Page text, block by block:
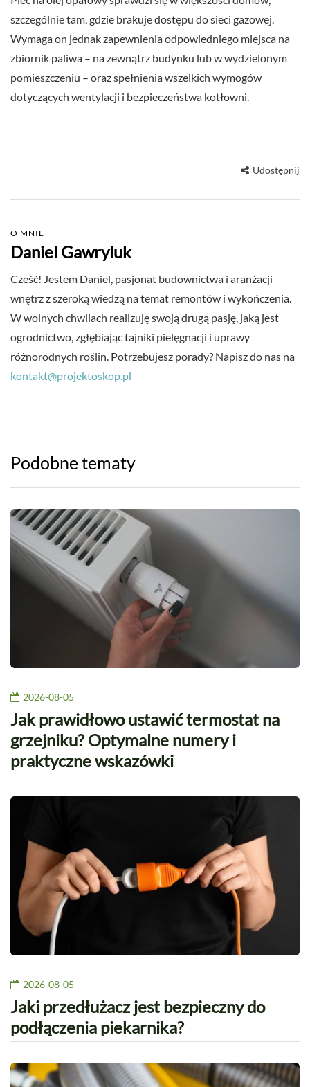
szczególnie tam, gdzie brakuje dostępu do sieci gazowej.
Wymaga on jednak zapewnienia odpowiedniego miejsca na
zbiornik paliwa – na zewnątrz budynku lub w wydzielonym
pomieszczeniu – oraz spełnienia wszelkich wymogów
dotyczących wentylacji i bezpieczeństwa kotłowni.
Udostępnij
O MNIE
Daniel Gawryluk
Cześć! Jestem Daniel, pasjonat budownictwa i aranżacji
wnętrz z szeroką wiedzą na temat remontów i wykończenia.
W wolnych chwilach realizuję swoją drugą pasję, jaką jest
ogrodnictwo, zgłębiając tajniki pielęgnacji i uprawy
różnorodnych roślin. Potrzebujesz porady? Napisz do nas na
kontakt@projektoskop.pl
Podobne tematy
2026-08-05
Jak prawidłowo ustawić termostat na
grzejniku? Optymalne numery i
praktyczne wskazówki
2026-08-05
Jaki przedłużacz jest bezpieczny do
podłączenia piekarnika?